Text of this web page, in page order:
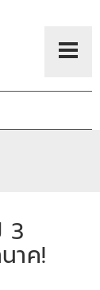
3
าค!